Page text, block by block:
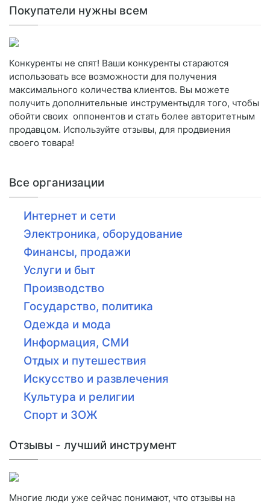
Покупатели нужны всем
Конкуренты не спят! Ваши конкуренты стараются
использовать все возможности для получения
максимального количества клиентов. Вы можете
получить дополнительные инструментыдля того, чтобы
обойти своих оппонентов и стать более авторитетным
продавцом. Используйте отзывы, для продвиения
своего товара!
Все организации
Интернет и сети
Электроника, оборудование
Финансы, продажи
Услуги и быт
Производство
Государство, политика
Одежда и мода
Информация, СМИ
Отдых и путешествия
Искусство и развлечения
Культура и религии
Спорт и ЗОЖ
Отзывы - лучший инструмент
Многие люди уже сейчас понимают, что отзывы на